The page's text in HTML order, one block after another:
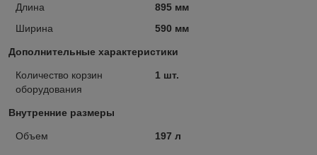
Длина
895 мм
Ширина
590 мм
Дополнительные характеристики
Количество корзин
оборудования
1 шт.
Внутренние размеры
Объем 197 л